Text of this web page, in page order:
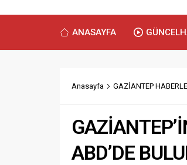
ANASAYFA
Anasayfa GAZİANTEP
ABD’DE